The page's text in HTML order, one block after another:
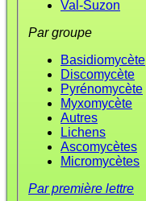
Val-Suzon
Par groupe
Basidiomycète
Discomycète
Pyrénomycète
Myxomycète
Autres
Lichens
Ascomycètes
Micromycètes
Par première lettre